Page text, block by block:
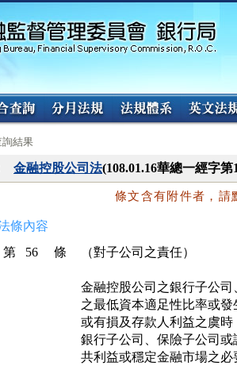
詢結果
金融控股公司法(108.01.16華總一經字
條文含有附件者，請
條內容
第 56 條
（對子公司之責任）
金融控股公司之銀行子公
之最低資本適足性比率或
或有損及存款人利益之虞
銀行子公司、保險子公司
共利益或穩定金融市場之